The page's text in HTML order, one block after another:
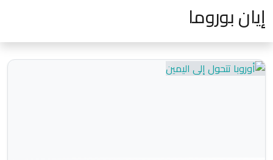
إيان بوروما